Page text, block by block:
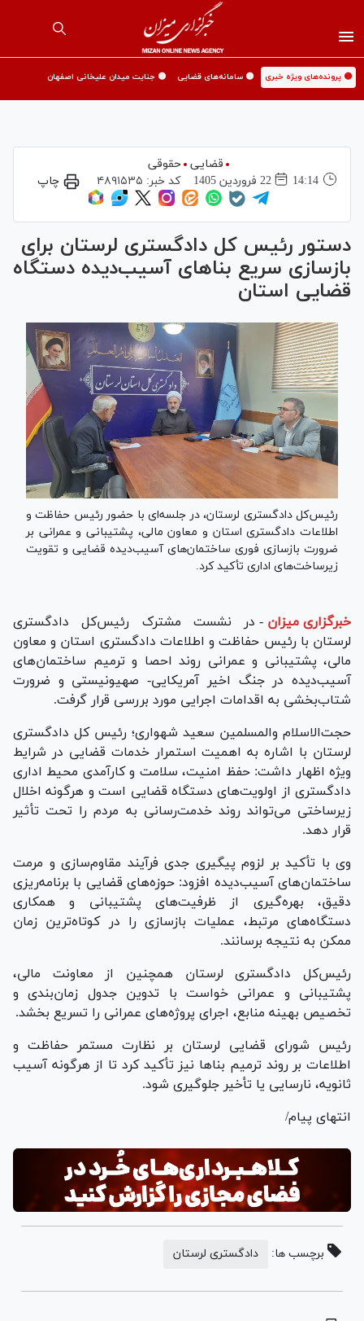
🟡 پرونده‌های ویژه خبری 🟡 سامانه‌های قضایی 🟡 جنایت میدان علیخانی اصفهان
قضایی حقوقی
14:14
22 فروردين 1405 کد خبر: ۴۸۹۱۵۳۵ چاپ
دستور رئیس کل دادگستری لرستان برای
بازسازی سریع بنا‌های آسیب‌دیده دستگاه
قضایی استان
رئیس‌کل دادگستری لرستان، در جلسه‌ای با حضور رئیس حفاظت و
اطلاعات دادگستری استان و معاون مالی، پشتیبانی و عمرانی بر
ضرورت بازسازی فوری ساختمان‌های آسیب‌دیده قضایی و تقویت
زیرساخت‌های اداری تأکید کرد.
خبرگزاری میزان - در نشست مشترک رئیس‌کل دادگستری
لرستان با رئیس حفاظت و اطلاعات دادگستری استان و معاون
مالی، پشتیبانی و عمرانی روند احصا و ترمیم ساختمان‌های
آسیب‌دیده در جنگ اخیر آمریکایی‌- صهیونیستی و ضرورت
شتاب‌بخشی به اقدامات اجرایی مورد بررسی قرار گرفت.
حجت‌الاسلام والمسلمین سعید شهواری؛ رئیس کل دادگستری
لرستان با اشاره به اهمیت استمرار خدمات قضایی در شرایط
ویژه اظهار داشت: حفظ امنیت، سلامت و کارآمدی محیط اداری
دادگستری از اولویت‌های دستگاه قضایی است و هرگونه اخلال
زیرساختی می‌تواند روند خدمت‌رسانی به مردم را تحت تأثیر
قرار دهد.
وی با تأکید بر لزوم پیگیری جدی فرآیند مقاوم‌سازی و مرمت
ساختمان‌های آسیب‌دیده افزود: حوزه‌های قضایی با برنامه‌ریزی
دقیق، بهره‌گیری از ظرفیت‌های پشتیبانی و همکاری
دستگاه‌های مرتبط، عملیات بازسازی را در کوتاه‌ترین زمان
ممکن به نتیجه برسانند.
رئیس‌کل دادگستری لرستان همچنین از معاونت مالی،
پشتیبانی و عمرانی خواست با تدوین جدول زمان‌بندی و
تخصیص بهینه منابع، اجرای پروژه‌های عمرانی را تسریع بخشد.
رئیس شورای قضایی لرستان بر نظارت مستمر حفاظت و
اطلاعات بر روند ترمیم بنا‌ها نیز تأکید کرد تا از هرگونه آسیب
ثانویه، نارسایی یا تأخیر جلوگیری شود.
انتهای پیام/
برچسب ها: دادگستری لرستان